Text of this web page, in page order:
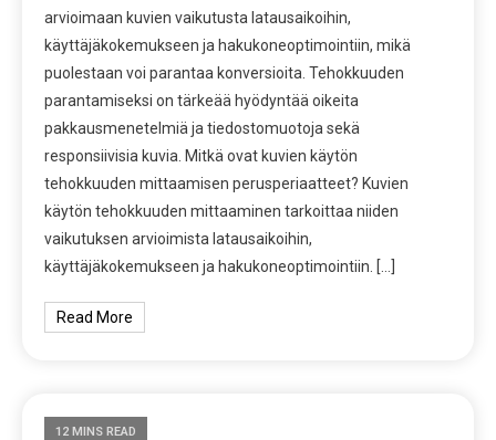
arvioimaan kuvien vaikutusta latausaikoihin,
käyttäjäkokemukseen ja hakukoneoptimointiin, mikä
puolestaan voi parantaa konversioita. Tehokkuuden
parantamiseksi on tärkeää hyödyntää oikeita
pakkausmenetelmiä ja tiedostomuotoja sekä
responsiivisia kuvia. Mitkä ovat kuvien käytön
tehokkuuden mittaamisen perusperiaatteet? Kuvien
käytön tehokkuuden mittaaminen tarkoittaa niiden
vaikutuksen arvioimista latausaikoihin,
käyttäjäkokemukseen ja hakukoneoptimointiin. […]
Read More
12 MINS READ